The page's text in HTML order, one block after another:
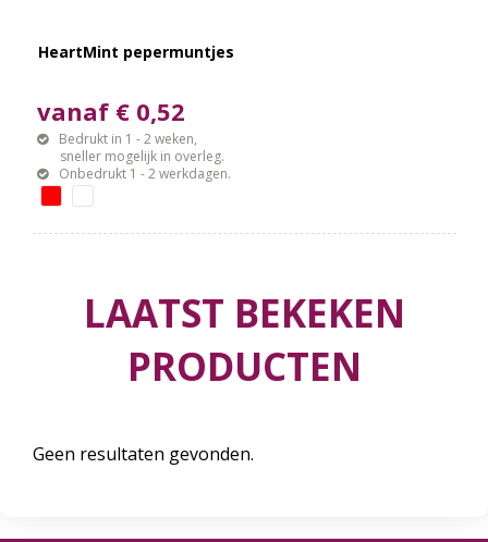
HeartMint pepermuntjes
vanaf € 0,52
Bedrukt in 1 - 2 weken,
sneller mogelijk in overleg.
Onbedrukt 1 - 2 werkdagen.
LAATST BEKEKEN
PRODUCTEN
Geen resultaten gevonden.